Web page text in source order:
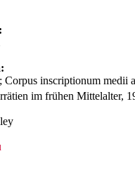
Corpus inscriptionum medii
im frühen Mittelalter,